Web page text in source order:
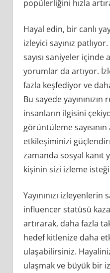
popülerliğini hızla
Hayal edin, bir canlı
izleyici sayınız
sayısı saniyeler
yorumlar da artıyor.
fazla keşfediyor ve
Bu sayede
insanların ilgisini
görüntüleme sayısının
etkileşiminizi
zamanda sosyal kanıt
kişinin sizi izleme isteği
Yayınınızı izleyenlerin
influencer statüsü
artırarak, daha fazla
hedef kitlenize daha
ulaşabilirsiniz.
ulaşmak ve büyük bir